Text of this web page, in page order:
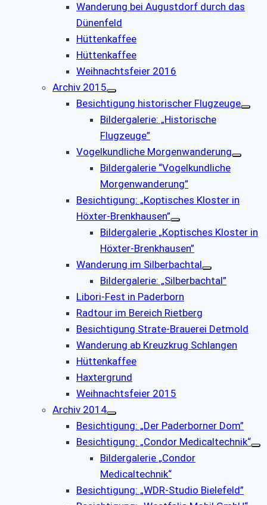
Wanderung bei Augustdorf durch das
Dünenfeld
Hüttenkaffee
Hüttenkaffee
Weihnachtsfeier 2016
Archiv 2015
Besichtigung historischer Flugzeuge
Bildergalerie: „Historische
Flugzeuge”
Vogelkundliche Morgenwanderung
Bildergalerie “Vogelkundliche
Morgenwanderung”
Besichtigung: „Koptisches Kloster in
Höxter-Brenkhausen”
Bildergalerie „Koptisches Kloster in
Höxter-Brenkhausen”
Wanderung im Silberbachtal
Bildergalerie: „Silberbachtal”
Libori-Fest in Paderborn
Radtour im Bereich Rietberg
Besichtigung Strate-Brauerei Detmold
Wanderung ab Kreuzkrug Schlangen
Hüttenkaffee
Haxtergrund
Weihnachtsfeier 2015
Archiv 2014
Besichtigung: „Der Paderborner Dom”
Besichtigung: „Condor Medicaltechnik“
Bildergalerie „Condor
Medicaltechnik“
Besichtigung: „WDR-Studio Bielefeld”